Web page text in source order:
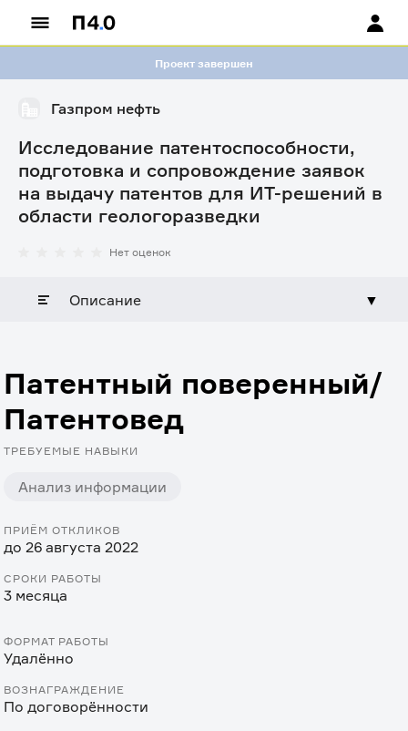
Проект завершен
Газпром нефть
Исследование патентоспособности,
подготовка и сопровождение заявок
на выдачу патентов для ИТ-решений в
области геологоразведки
Нет оценок
Описание ▼
Патентный поверенный/
Патентовед
ТРЕБУЕМЫЕ НАВЫКИ
Анализ информации
ПРИЁМ ОТКЛИКОВ
до 26 августа 2022
СРОКИ РАБОТЫ
3 месяца
ФОРМАТ РАБОТЫ
Удалённо
ВОЗНАГРАЖДЕНИЕ
По договорённости